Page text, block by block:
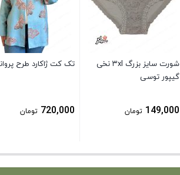
شورت سایز بزرگ ۳xl نخی
گیپور توسی
149,000 تومان
تک کت ژاکارد طرح
720,000 تومان